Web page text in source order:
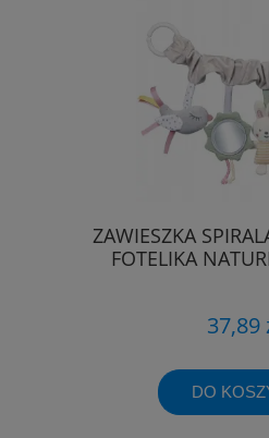
ZAWIESZKA
FOTELIKA
37,89
DO